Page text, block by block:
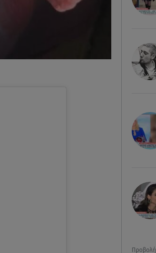
Προβολή